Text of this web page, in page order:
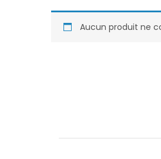
Aucun produit ne